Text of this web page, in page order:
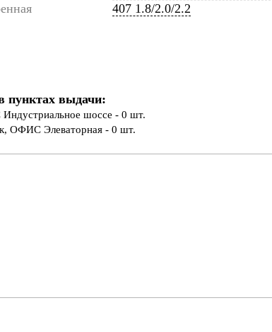
407 1.8/2.0/2.2
пунктах выдачи:
шоссе - 0 шт.
ОФИС Элеваторная - 0 шт.